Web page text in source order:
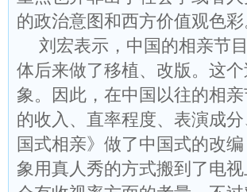
的政治意图和西方价值观色彩
刘宏表示，中国的相亲节
体后来做了移植、改版。这
象。因此，在中国以往的相
的收入、直率程度、表演成
国式相亲》做了中国式的改
象用真人秀的方式搬到了电